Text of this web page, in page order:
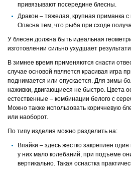
привязывают посередине блесны.
Дракон – тяжелая, крупная приманка с
Опасна тем, что рыба при сходе
У блесен должна быть идеальная
изготовлении сильно ухудшает
В зимнее время применяются снасти
случае основой является красивая игра
поднимается или опускается. Для зимы
наживки, двигающиеся не быстро. Цвета
естественные – комбинации белого с
Можно также использовать коричневую
или наоборот.
По типу изделия можно разделить на:
Впайки – здесь жестко закреплен
у них мало колебаний, при подъеме
вертикально. Такая оснастка